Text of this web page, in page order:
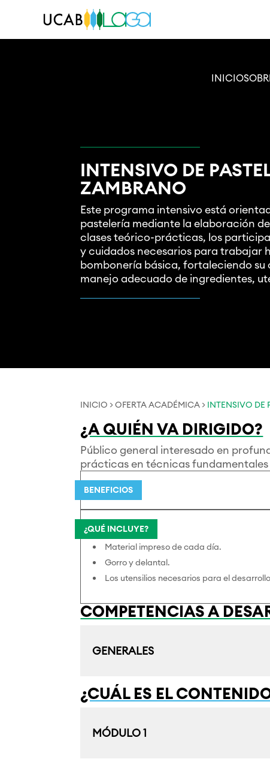
INICIO
INTENSIVO DE
ZAMBRANO
Este programa intensivo está
pastelería mediante la elaboración
clases teórico-prácticas, los
y cuidados necesarios para trabajar
bombonería básica, fortaleciendo
manejo adecuado de ingredientes,
INICIO >OFERTA ACADÉMICA> INTENSIVO DE
¿A QUIÉN VA DIRIGIDO?
Público general interesado en
prácticas en técnicas fundamentales
BENEFICIOS
¿QUÉ INCLUYE?
Material impreso de cada día.
Gorro y delantal.
Los utensilios necesarios para el
COMPETENCIAS A
GENERALES
¿CUÁL ES EL
MÓDULO 1